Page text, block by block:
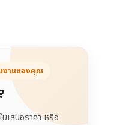
บงานของคุณ
เสนอราคา หรือ